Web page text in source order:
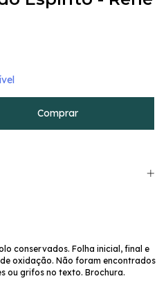
conservados. Folha inicial, final e
oxidação. Não foram encontrados
ou grifos no texto. Brochura.